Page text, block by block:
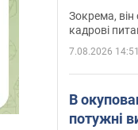
Зокрема,
кадрові
7.08.2026 14:51
В
потужні